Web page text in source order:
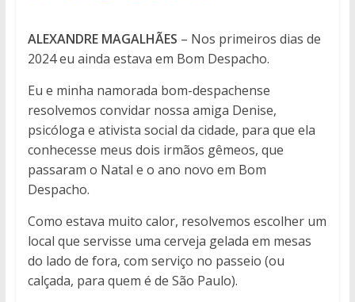
ALEXANDRE MAGALHÃES – Nos primeiros dias de
2024 eu ainda estava em Bom Despacho.
Eu e minha namorada bom-despachense
resolvemos convidar nossa amiga Denise,
psicóloga e ativista social da cidade, para que ela
conhecesse meus dois irmãos gêmeos, que
passaram o Natal e o ano novo em Bom
Despacho.
Como estava muito calor, resolvemos escolher um
local que servisse uma cerveja gelada em mesas
do lado de fora, com serviço no passeio (ou
calçada, para quem é de São Paulo).